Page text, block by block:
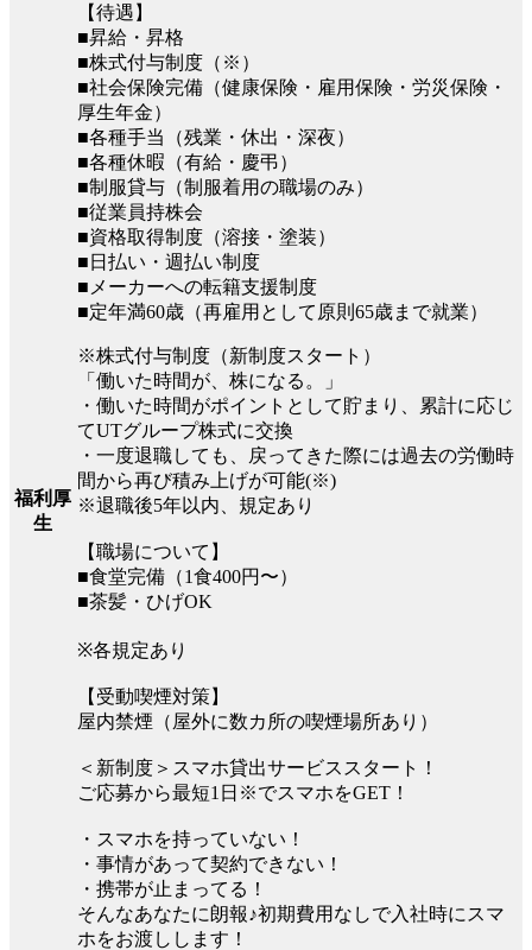
福利厚
生
【待遇】
■昇給・昇格
■株式付与制度（※）
■社会保険完備（健康保険・雇用保険・労災保険・
厚生年金）
■各種手当（残業・休出・深夜）
■各種休暇（有給・慶弔）
■制服貸与（制服着用の職場のみ）
■従業員持株会
■資格取得制度（溶接・塗装）
■日払い・週払い制度
■メーカーへの転籍支援制度
■定年満60歳（再雇用として原則65歳まで就業）
※株式付与制度（新制度スタート）
「働いた時間が、株になる。」
・働いた時間がポイントとして貯まり、累計に応じ
てUTグループ株式に交換
・一度退職しても、戻ってきた際には過去の労働時
間から再び積み上げが可能(※)
※退職後5年以内、規定あり
【職場について】
■食堂完備（1食400円〜）
■茶髪・ひげOK
※各規定あり
【受動喫煙対策】
屋内禁煙（屋外に数カ所の喫煙場所あり）
＜新制度＞スマホ貸出サービススタート！
ご応募から最短1日※でスマホをGET！
・スマホを持っていない！
・事情があって契約できない！
・携帯が止まってる！
そんなあなたに朗報♪初期費用なしで入社時にスマ
ホをお渡しします！